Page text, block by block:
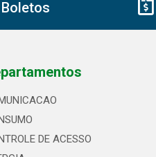
Boletos
DE ACESSO